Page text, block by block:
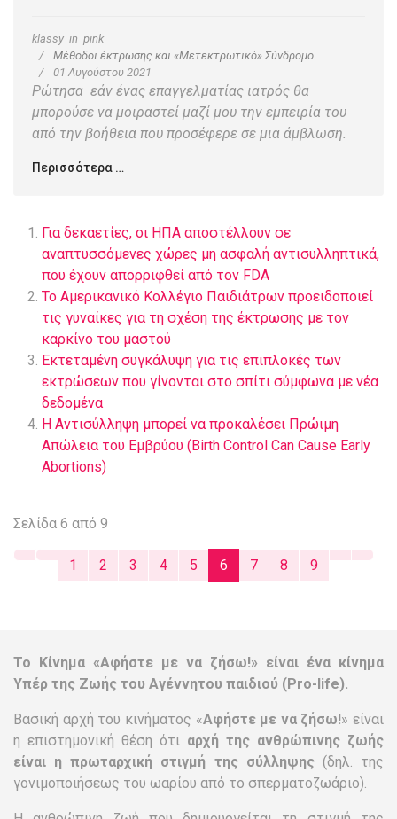
klassy_in_pink
Μέθοδοι έκτρωσης και «Μετεκτρωτικό» Σύνδρομο
01 Αυγούστου 2021
Ρώτησα εάν ένας επαγγελματίας ιατρός θα
μπορούσε να μοιραστεί μαζί μου την εμπειρία του
από την βοήθεια που προσέφερε σε μια άμβλωση.
Περισσότερα …
Για δεκαετίες, οι ΗΠΑ αποστέλλουν σε
αναπτυσσόμενες χώρες μη ασφαλή αντισυλληπτικά,
που έχουν απορριφθεί από τον FDA
Το Αμερικανικό Κολλέγιο Παιδιάτρων προειδοποιεί
τις γυναίκες για τη σχέση της έκτρωσης με τον
καρκίνο του μαστού
Εκτεταμένη συγκάλυψη για τις επιπλοκές των
εκτρώσεων που γίνονται στο σπίτι σύμφωνα με νέα
δεδομένα
Η Αντισύλληψη μπορεί να προκαλέσει Πρώιμη
Απώλεια του Εμβρύου (Birth Control Can Cause Early
Abortions)
Σελίδα 6 από 9
1 2 3 4 5 6 7 8 9
Το Κίνημα «Αφήστε με να ζήσω!» είναι ένα κίνημα
Υπέρ της Ζωής του Αγέννητου παιδιού (Pro-life).
Βασική αρχή του κινήματος «Αφήστε με να ζήσω!» είναι
η επιστημονική θέση ότι αρχή της ανθρώπινης ζωής
είναι η πρωταρχική στιγμή της σύλληψης(δηλ. της
γονιμοποιήσεως του ωαρίου από το σπερματοζωάριο).